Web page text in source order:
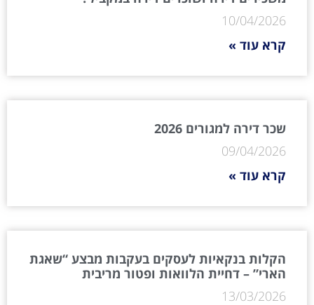
10/04/2026
קרא עוד »
שכר דירה למגורים 2026
09/04/2026
קרא עוד »
הקלות בנקאיות לעסקים בעקבות מבצע “שאגת
הארי” – דחיית הלוואות ופטור מריבית
13/03/2026